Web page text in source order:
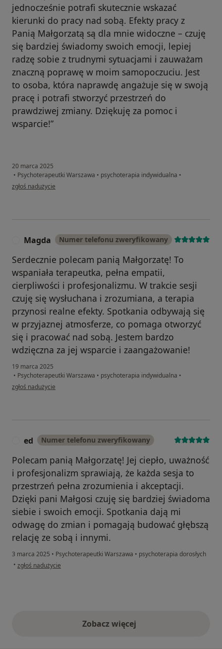
jednocześnie potrafi skutecznie wskazać
kierunki do pracy nad sobą. Efekty pracy z
Panią Małgorzatą są dla mnie widoczne – czuję
się bardziej świadomy swoich emocji, lepiej
radzę sobie z trudnymi sytuacjami i zauważam
znaczną poprawę w moim samopoczuciu. Jest
to osoba, która naprawdę angażuje się w swoją
pracę i potrafi stworzyć przestrzeń do
prawdziwej zmiany. Dziękuję za pomoc i
wsparcie!”
20 marca 2025
• Psychoterapeutki Warszawa • psychoterapia indywidualna •
w opinii użytkownika Pacjent
zgłoś nadużycie
Magda Numer telefonu zweryfikowany
Serdecznie polecam panią Małgorzatę! To
wspaniała terapeutka, pełna empatii,
cierpliwości i profesjonalizmu. W trakcie sesji
czuję się wysłuchana i zrozumiana, a terapia
przynosi realne efekty. Spotkania odbywają się
w przyjaznej atmosferze, co pomaga otworzyć
się i pracować nad sobą. Jestem bardzo
wdzięczna za jej wsparcie i zaangażowanie!
19 marca 2025
• Psychoterapeutki Warszawa • psychoterapia indywidualna •
w opinii użytkownika Magda
zgłoś nadużycie
ed Numer telefonu zweryfikowany
Polecam panią Małgorzatę! Jej ciepło, uważność
i profesjonalizm sprawiają, że każda sesja to
przestrzeń pełna zrozumienia i akceptacji.
Dzięki pani Małgosi czuję się bardziej świadoma
siebie i swoich emocji. Spotkania dają mi
odwagę do zmian i pomagają budować głębszą
relację ze sobą i innymi.
3 marca 2025 • Psychoterapeutki Warszawa • psychoterapia dorosłych
• w opinii użytkownika ed
zgłoś nadużycie
Zobacz więcejopinie powyżej